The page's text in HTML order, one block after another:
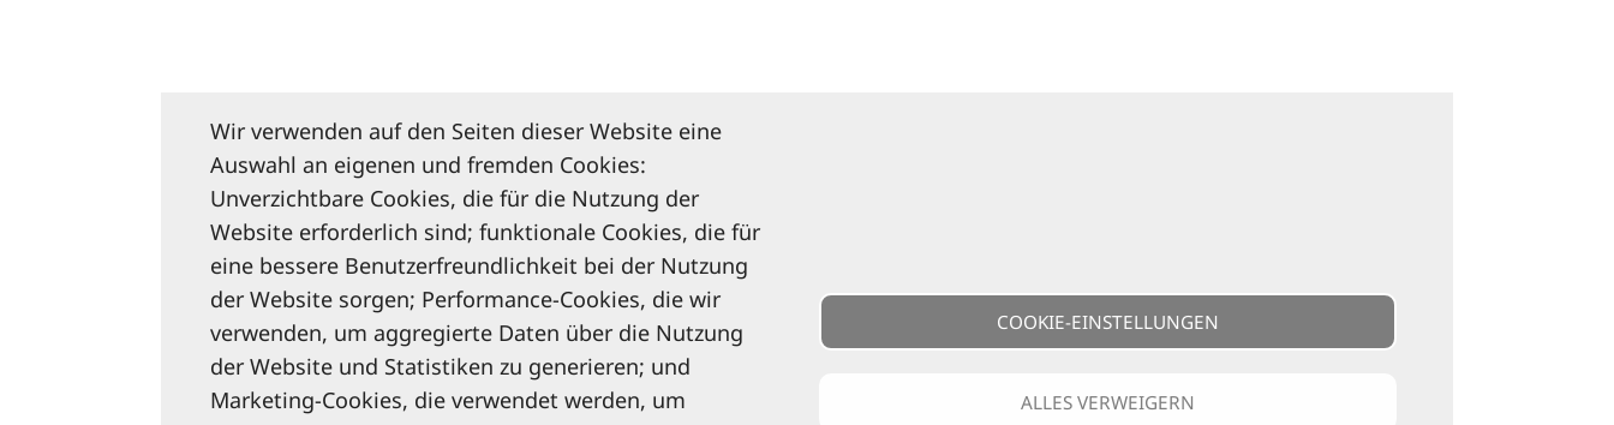
Wir verwenden auf den Seiten dieser Website eine
Auswahl an eigenen und fremden Cookies:
Unverzichtbare Cookies, die für die Nutzung der
Website erforderlich sind; funktionale Cookies, die für
eine bessere Benutzerfreundlichkeit bei der Nutzung
der Website sorgen; Performance-Cookies, die wir
verwenden, um aggregierte Daten über die Nutzung
der Website und Statistiken zu generieren; und
Marketing-Cookies, die verwendet werden, um
COOKIE-EINSTELLUNGEN
ALLES VERWEIGERN